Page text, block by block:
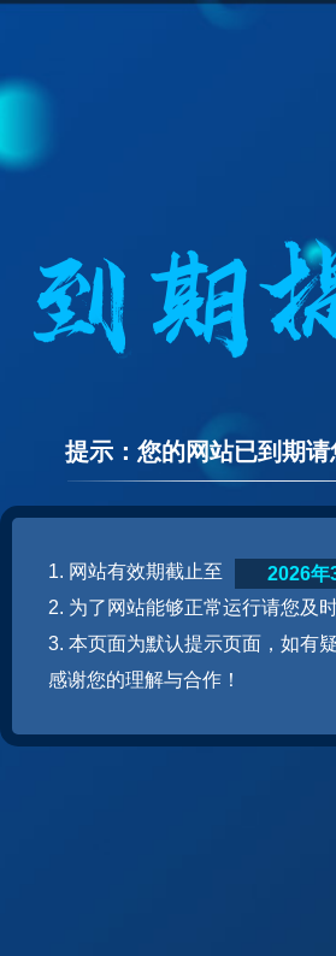
提示：您的网站已到期请
1. 网站有效期截止至
2. 为了网站能够正常运行请您及
3. 本页面为默认提示页面，如有
感谢您的理解与合作！
2026年